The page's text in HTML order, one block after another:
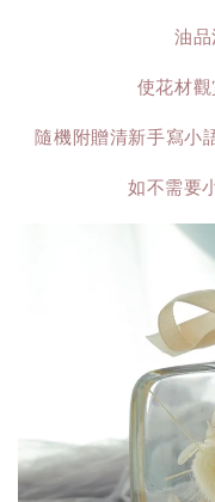
油品
使花材觀
隨機附贈清新手寫小
如不需要